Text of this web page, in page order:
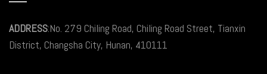
ADDRESS:No. 279 Chiling Road, Chiling Road Street, Tianxin
District, Changsha City, Hunan, 410111